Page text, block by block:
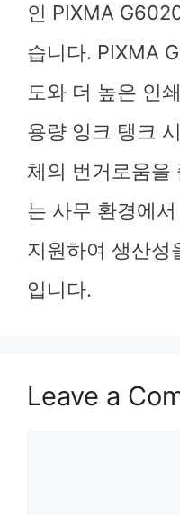
인 PIXMA
습니다. PIXMA
도와 더 높은 인
용량 잉크 탱크
체의 번거로움을
는 사무 환경에
지원하여 생산성
입니다.
Leave a